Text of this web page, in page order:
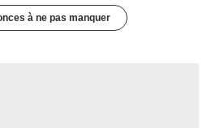
à ne pas manquer